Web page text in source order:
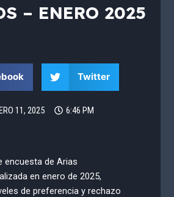
– ENERO 2025
Twitter
11, 2025 6:46 PM
encuesta de Arias
en enero de 2025,
de preferencia y rechazo